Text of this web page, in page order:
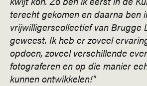
terecht gekomen en daarna ben
vrijwilligerscollectief van Brugge
geweest. Ik heb er zoveel
opdoen, zoveel verschillende
fotograferen en op die manier
kunnen ontwikkelen!"